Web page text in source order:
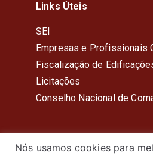
Links Úteis
SEI
Empresas e Profissionais
Fiscalização de
Licitações
Conselho Nacional de
Nós usamos cookies para